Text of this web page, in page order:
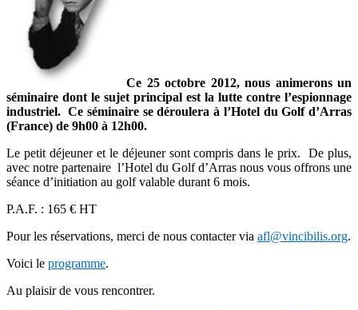
Ce 25 octobre 2012, nous animerons un
séminaire dont le sujet principal est la lutte contre l’espionnage
industriel. Ce séminaire se déroulera à l’Hotel du Golf d’Arras
(France) de 9h00 à 12h00.
Le petit déjeuner et le déjeuner sont compris dans le prix. De plus,
avec notre partenaire l’Hotel du Golf d’Arras nous vous offrons une
séance d’initiation au golf valable durant 6 mois.
P.A.F. : 165 € HT
Pour les réservations, merci de nous contacter via afl@vincibilis.org.
Voici le programme.
Au plaisir de vous rencontrer.